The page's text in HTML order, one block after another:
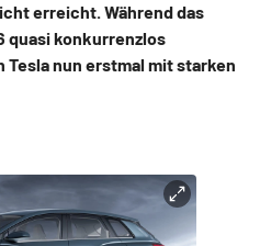
erreicht. Während das
quasi konkurrenzlos
nun erstmal mit starken